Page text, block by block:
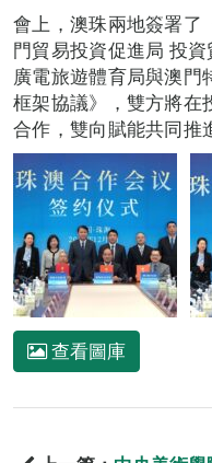
會上，澳珠兩地簽署了
門貿易投資促進局 投
廣電旅遊體育局與澳門
框架協議》，雙方將在
合作，雙向賦能共同推
查看圖庫